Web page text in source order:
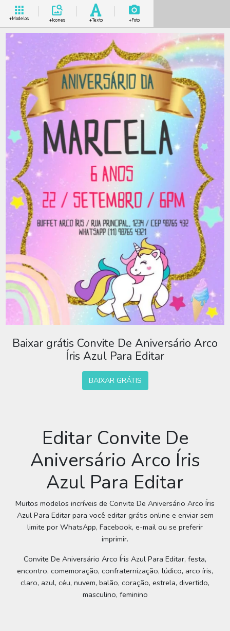
+Modelos +Icones +Texto +Foto
Baixar grátis Convite De Aniversário Arco
Íris Azul Para Editar
BAIXAR GRÁTIS
Editar Convite De
Aniversário Arco Íris
Azul Para Editar
Muitos modelos incríveis de Convite De Aniversário Arco Íris
Azul Para Editar para você editar grátis online e enviar sem
limite por WhatsApp, Facebook, e-mail ou se preferir
imprimir.
Convite De Aniversário Arco Íris Azul Para Editar, festa,
encontro, comemoração, confraternização, lúdico, arco íris,
claro, azul, céu, nuvem, balão, coração, estrela, divertido,
masculino, feminino